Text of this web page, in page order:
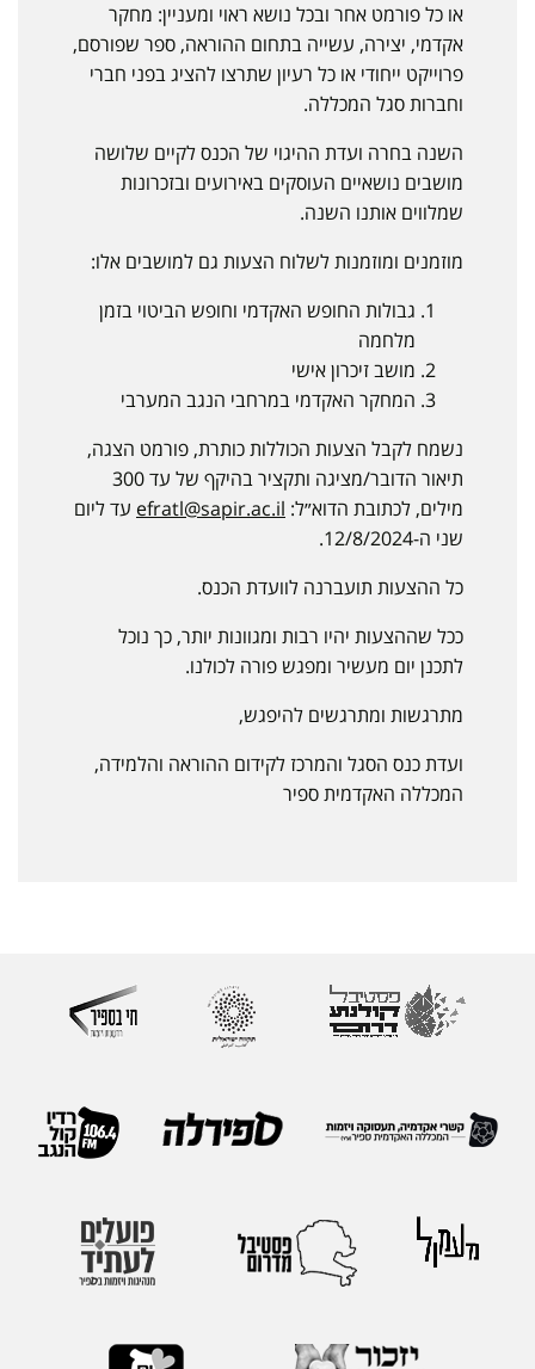
או כל פורמט אחר ובכל נושא ראוי ומעניין: מחקר
אקדמי, יצירה, עשייה בתחום ההוראה, ספר שפורסם,
פרוייקט ייחודי או כל רעיון שתרצו להציג בפני חברי
וחברות סגל המכללה.
השנה בחרה ועדת ההיגוי של הכנס לקיים שלושה
מושבים נושאיים העוסקים באירועים ובזכרונות
שמלווים אותנו השנה.
מוזמנים ומוזמנות לשלוח הצעות גם למושבים אלו:
גבולות החופש האקדמי וחופש הביטוי בזמן
מלחמה
מושב זיכרון אישי
המחקר האקדמי במרחבי הנגב המערבי
נשמח לקבל הצעות הכוללות כותרת, פורמט הצגה,
תיאור הדובר/מציגה ותקציר בהיקף של עד 300
מילים, לכתובת הדוא״ל: efratl@sapir.ac.il עד ליום
שני ה-12/8/2024.
כל ההצעות תועברנה לוועדת הכנס.
ככל שההצעות יהיו רבות ומגוונות יותר, כך נוכל
לתכנן יום מעשיר ומפגש פורה לכולנו.
מתרגשות ומתרגשים להיפגש,
ועדת כנס הסגל והמרכז לקידום ההוראה והלמידה,
המכללה האקדמית ספיר